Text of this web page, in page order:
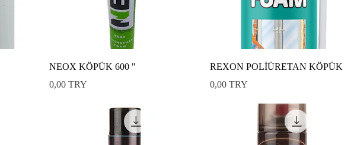
NEOX KÖPÜK 600 "
Preis
0,00 TRY
REXON POLİÜRETAN KÖPÜK
Preis
0,00 TRY